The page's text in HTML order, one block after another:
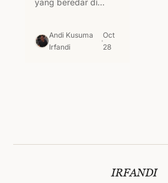
4. Yakni reksadana
Andi Kusuma
Irfandi
Oct
28
IRFANDI